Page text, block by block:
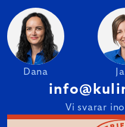
Dana
Vi svarar